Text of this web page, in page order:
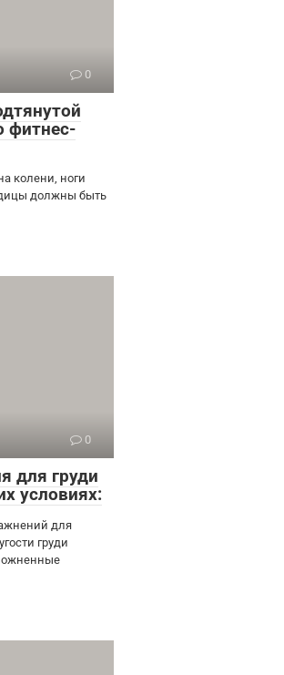
0
фитнес-
колени, ноги
должны быть
0
для груди
условиях:
для
груди